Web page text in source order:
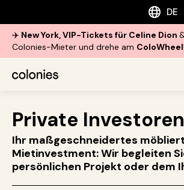
DE
✈️ New York, VIP-Tickets für Celine Dion
Colonies-Mieter und drehe am ColoWheel
Private Investoren
Ihr maßgeschneidertes
Mietinvestment: Wir begleiten
persönlichen Projekt oder dem